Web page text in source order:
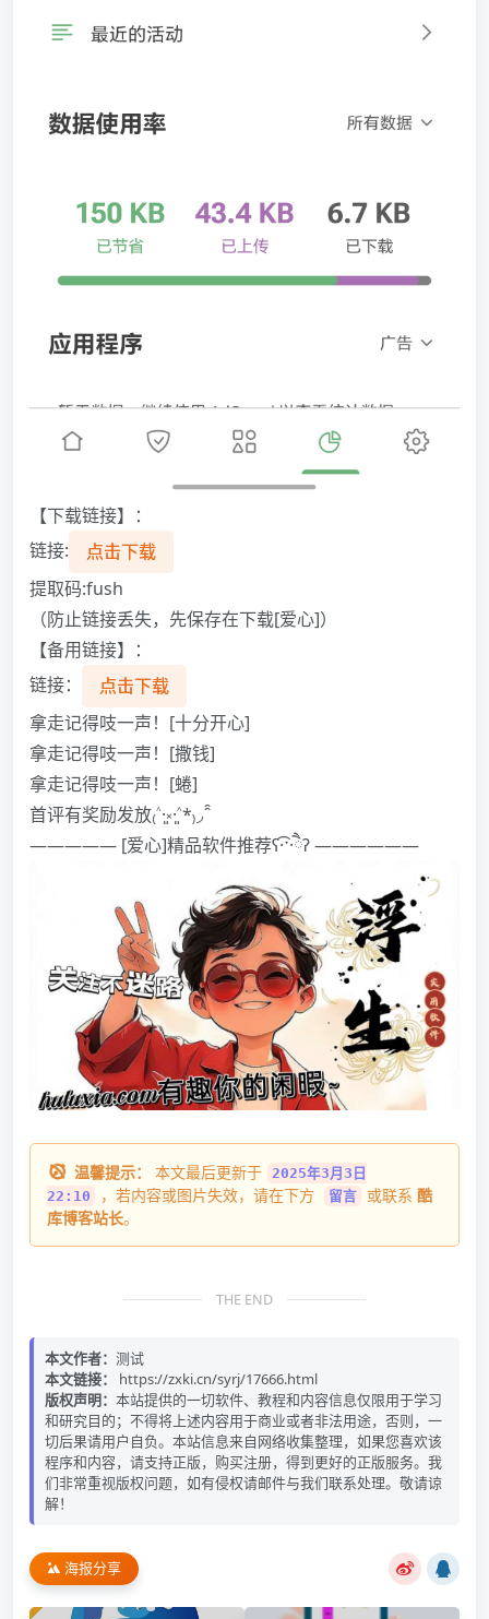
【下载链接】：
链接:
点击下载
提取码:fush
（防止链接丢失，先保存在下载[爱心]）
【备用链接】：
链接：
点击下载
拿走记得吱一声！[十分开心]
拿走记得吱一声！[撒钱]
拿走记得吱一声！[蜷]
首评有奖励发放₍˄·͈༝·͈˄*₎◞ ̑̑
————— [爱心]精品软件推荐ʕ·͡ˑ·ཻʔ︎ ——————
温馨提示： 本文最后更新于
2025年3月3日
22:10
，若内容或图片失效，请在下方 留言 或联系 酷
库博客站长。
THE END
本文作者： 测试
本文链接：
https://zxki.cn/syrj/17666.html
版权声明： 本站提供的一切软件、教程和内容信息仅限用于学习
和研究目的；不得将上述内容用于商业或者非法用途，否则，一
切后果请用户自负。本站信息来自网络收集整理，如果您喜欢该
程序和内容，请支持正版，购买注册，得到更好的正版服务。我
们非常重视版权问题，如有侵权请邮件与我们联系处理。敬请谅
解！
海报分享